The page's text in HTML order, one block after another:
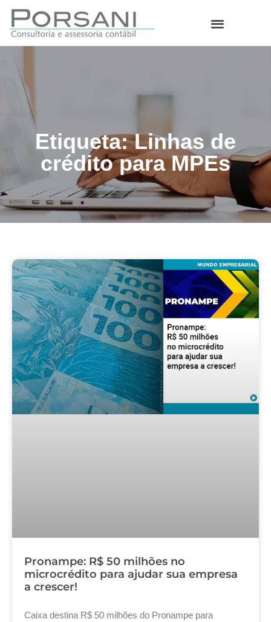
Etiqueta: Linhas de
crédito para MPEs
Pronampe: R$ 50 milhões no
microcrédito para ajudar sua empresa
a crescer!
Caixa destina R$ 50 milhões do Pronampe para